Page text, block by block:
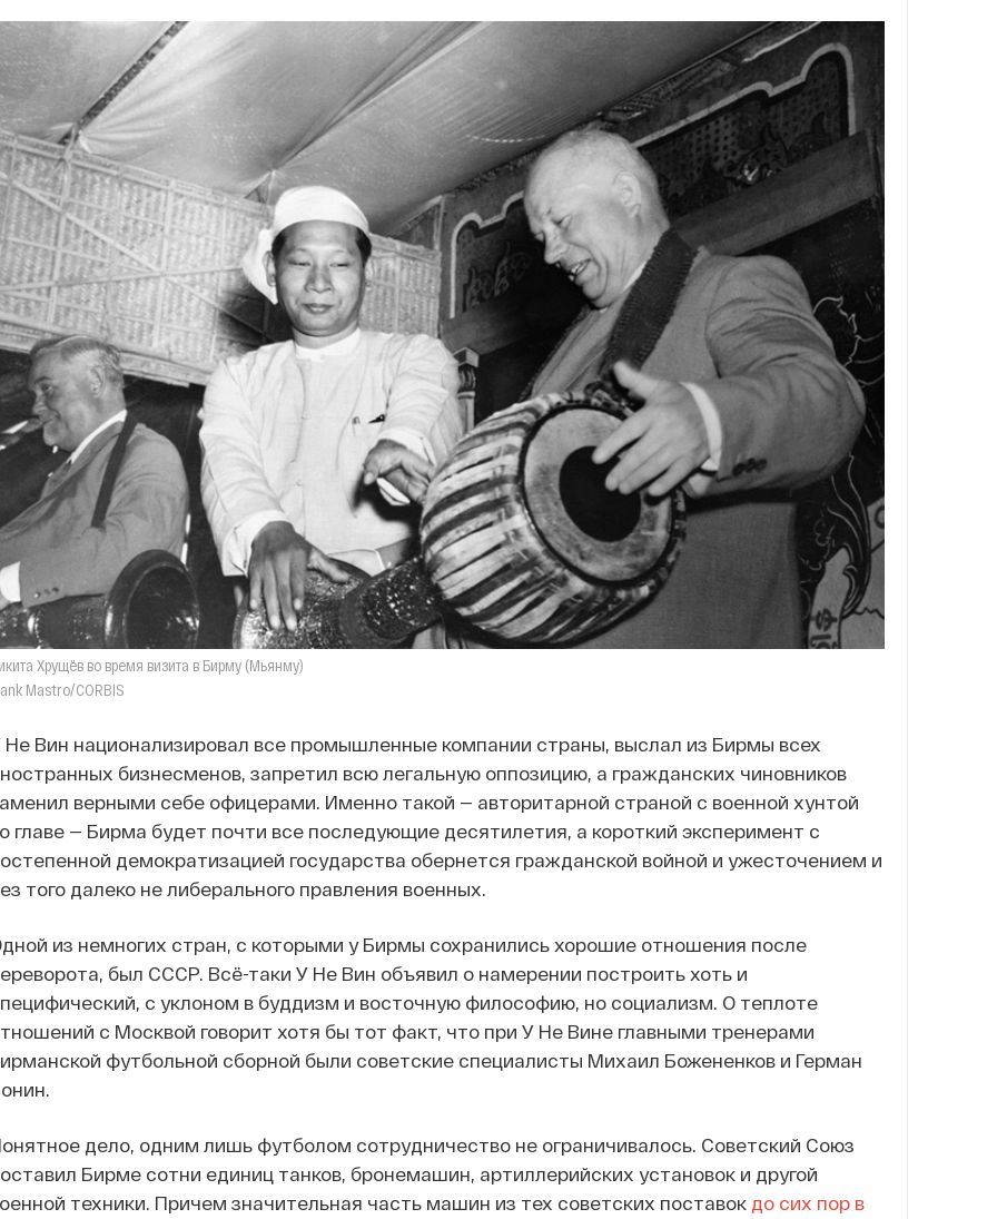
Хрущёв во время визита в Бирму (Мьянму)
Mastro/CORBIS
Не Вин национализировал все промышленные компании страны, выслал из Бирмы всех
бизнесменов, запретил всю легальную оппозицию, а гражданских чиновников
верными себе офицерами. Именно такой — авторитарной страной с военной хунтой
главе — Бирма будет почти все последующие десятилетия, а короткий эксперимент с
демократизацией государства обернется гражданской войной и ужесточением и
того далеко не либерального правления военных.
из немногих стран, с которыми у Бирмы сохранились хорошие отношения после
был СССР. Всё-таки У Не Вин объявил о намерении построить хоть и
с уклоном в буддизм и восточную философию, но социализм. О теплоте
с Москвой говорит хотя бы тот факт, что при У Не Вине главными тренерами
футбольной сборной были советские специалисты Михаил Божененков и Герман
дело, одним лишь футболом сотрудничество не ограничивалось. Советский Союз
Бирме сотни единиц танков, бронемашин, артиллерийских установок и другой
техники. Причем значительная часть машин из тех советских поставок до сих пор в